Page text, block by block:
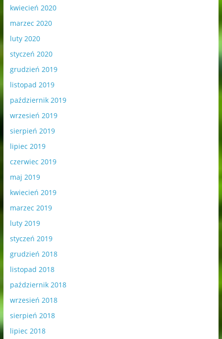
kwiecień 2020
marzec 2020
luty 2020
styczeń 2020
grudzień 2019
listopad 2019
październik 2019
wrzesień 2019
sierpień 2019
lipiec 2019
czerwiec 2019
maj 2019
kwiecień 2019
marzec 2019
luty 2019
styczeń 2019
grudzień 2018
listopad 2018
październik 2018
wrzesień 2018
sierpień 2018
lipiec 2018